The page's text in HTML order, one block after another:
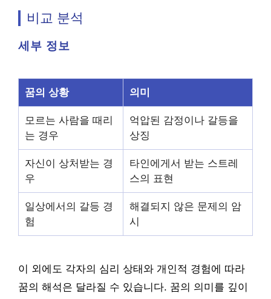
비교 분석
세부 정보
꿈의 상황 의미
모르는 사람을 때리
는 경우
억압된 감정이나 갈등을
상징
자신이 상처받는 경
우
타인에게서 받는 스트레
스의 표현
일상에서의 갈등 경
험
해결되지 않은 문제의 암
시
이 외에도 각자의 심리 상태와 개인적 경험에 따라
꿈의 해석은 달라질 수 있습니다. 꿈의 의미를 깊이